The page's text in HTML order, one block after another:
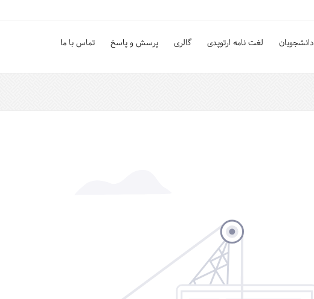
دانشجویان لغت نامه ارتوپدی گالری پرسش و پاسخ تماس با ما